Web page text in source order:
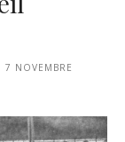
7 NOVEMBRE